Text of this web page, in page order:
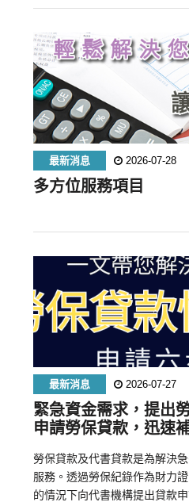
最新消息 2026-07-28
多方位服務項目
最新消息 2026-07-27
緊急資金需求，提出
申請勞保貸款，迅速
勞保貸款及代書貸款是為解決
服務。透過勞保紀錄作為財力
的情況下向代書機構提出貸款